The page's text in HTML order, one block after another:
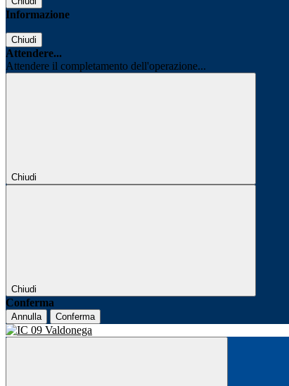
Informazione
Chiudi
Attendere...
Attendere il completamento dell'operazione...
Chiudi
Chiudi
Conferma
Annulla Conferma